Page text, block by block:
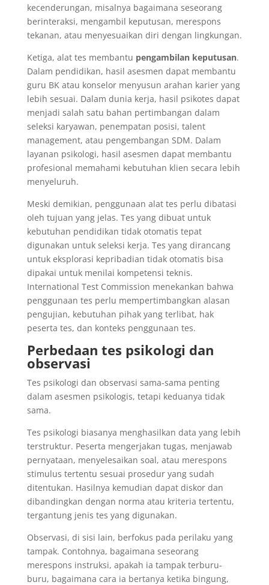
kecenderungan, misalnya bagaimana seseorang
berinteraksi, mengambil keputusan, merespons
tekanan, atau menyesuaikan diri dengan lingkungan.
Ketiga, alat tes membantu pengambilan keputusan.
Dalam pendidikan, hasil asesmen dapat membantu
guru BK atau konselor menyusun arahan karier yang
lebih sesuai. Dalam dunia kerja, hasil psikotes dapat
menjadi salah satu bahan pertimbangan dalam
seleksi karyawan, penempatan posisi, talent
management, atau pengembangan SDM. Dalam
layanan psikologi, hasil asesmen dapat membantu
profesional memahami kebutuhan klien secara lebih
menyeluruh.
Meski demikian, penggunaan alat tes perlu dibatasi
oleh tujuan yang jelas. Tes yang dibuat untuk
kebutuhan pendidikan tidak otomatis tepat
digunakan untuk seleksi kerja. Tes yang dirancang
untuk eksplorasi kepribadian tidak otomatis bisa
dipakai untuk menilai kompetensi teknis.
International Test Commission menekankan bahwa
penggunaan tes perlu mempertimbangkan alasan
pengujian, kebutuhan pihak yang terlibat, hak
peserta tes, dan konteks penggunaan tes.
Perbedaan tes psikologi dan
observasi
Tes psikologi dan observasi sama-sama penting
dalam asesmen psikologis, tetapi keduanya tidak
sama.
Tes psikologi biasanya menghasilkan data yang lebih
terstruktur. Peserta mengerjakan tugas, menjawab
pernyataan, menyelesaikan soal, atau merespons
stimulus tertentu sesuai prosedur yang sudah
ditentukan. Hasilnya kemudian dapat diskor dan
dibandingkan dengan norma atau kriteria tertentu,
tergantung jenis tes yang digunakan.
Observasi, di sisi lain, berfokus pada perilaku yang
tampak. Contohnya, bagaimana seseorang
merespons instruksi, apakah ia tampak terburu-
buru, bagaimana cara ia bertanya ketika bingung,